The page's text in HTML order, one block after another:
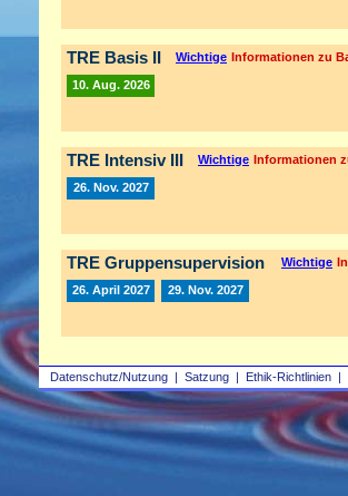
Datenschutz/Nutzung | Satzung | Ethik-Richtlinien |
TRE Basis II Wichtige Informationen zu
10. Aug. 2026
TRE Intensiv III Wichtige Informationen
26. Nov. 2027
TRE Gruppensupervision Wichtige
26. April 2027 29. Nov. 2027